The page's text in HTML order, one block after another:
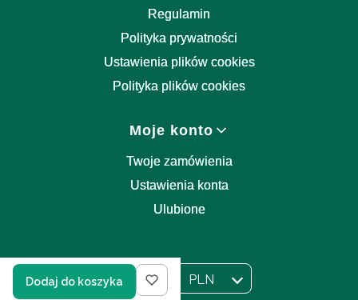
Regulamin
Polityka prywatności
Ustawienia plików cookies
Polityka plików cookies
Moje konto
Twoje zamówienia
Ustawienia konta
Ulubione
Wybrany język:
PL
polski Wybrana waluta:
PLN
Dodaj do koszyka